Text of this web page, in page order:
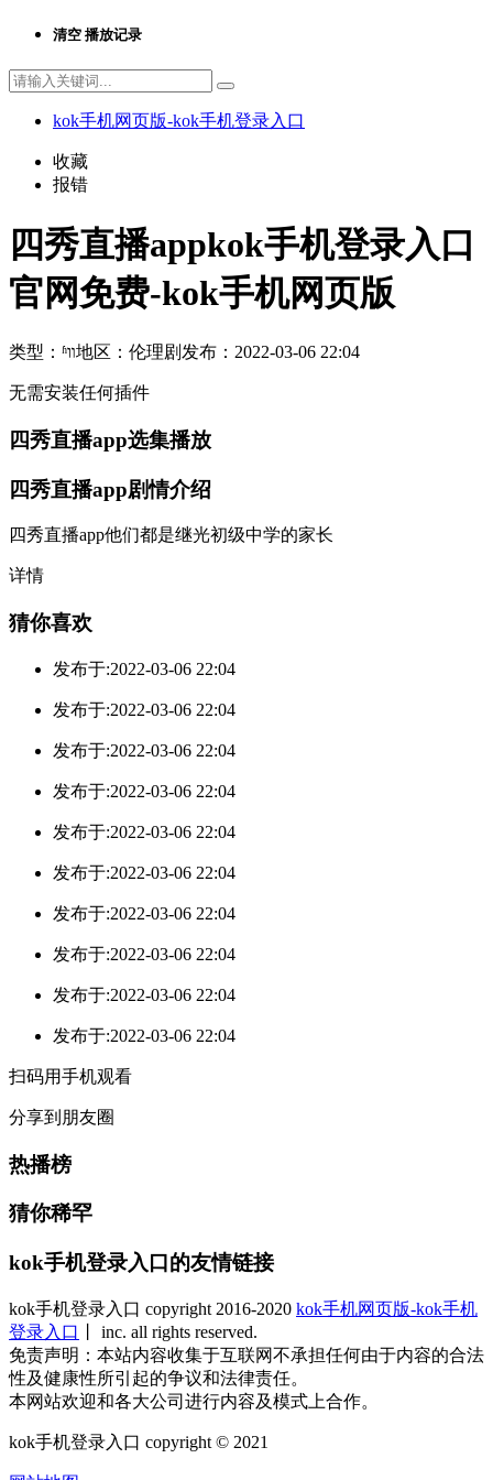
清空 播放记录
kok手机网页版-kok手机登录入口
收藏
报错
四秀直播appkok手机登录入口
官网免费-kok手机网页版
类型： ʱװ地区： 伦理剧 发布： 2022-03-06 22:04
无需安装任何插件
四秀直播app选集播放
四秀直播app剧情介绍
四秀直播app他们都是继光初级中学的家长
详情
猜你喜欢
发布于:2022-03-06 22:04
发布于:2022-03-06 22:04
发布于:2022-03-06 22:04
发布于:2022-03-06 22:04
发布于:2022-03-06 22:04
发布于:2022-03-06 22:04
发布于:2022-03-06 22:04
发布于:2022-03-06 22:04
发布于:2022-03-06 22:04
发布于:2022-03-06 22:04
扫码用手机观看
分享到朋友圈
热播榜
猜你稀罕
kok手机登录入口的友情链接
kok手机登录入口 copyright 2016-2020 kok手机网页版-kok手机
登录入口
丨 inc. all rights reserved.
免责声明：本站内容收集于互联网不承担任何由于内容的合法
性及健康性所引起的争议和法律责任。
本网站欢迎和各大公司进行内容及模式上合作。
kok手机登录入口 copyright © 2021